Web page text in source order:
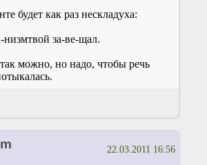
будет как раз нескладуха:
низмтвой за-ве-щал.
можно, но надо, чтобы речь
22.03.2011 16:56